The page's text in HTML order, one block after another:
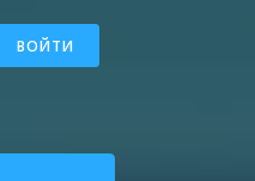
ВОЙТИ